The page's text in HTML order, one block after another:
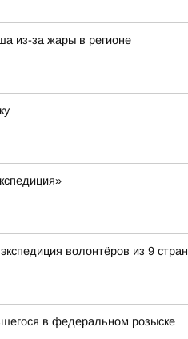
из-за жары в регионе
волонтёров из 9 стран
в федеральном розыске